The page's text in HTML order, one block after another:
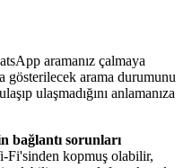
aramanız çalmaya
gösterilecek arama durumunu
ulaşmadığını anlamanıza
bağlantı sorunları
Fi'sinden kopmuş olabilir,